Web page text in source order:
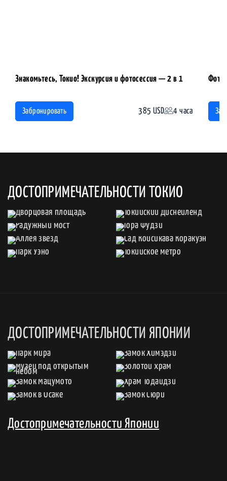
Знакомьтесь, Токио! Экскурсия и фотосессия — 2 в 1
Забронировать 385 USD 4 часа
ДОСТОПРИМЕЧАТЕЛЬНОСТИ ТОКИО
ДОСТОПРИМЕЧАТЕЛЬНОСТИ ЯПОНИИ
Достопримечательности Японии